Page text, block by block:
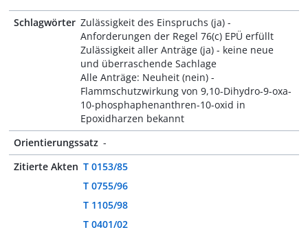
Schlagwörter Zulässigkeit des Einspruchs (ja) -
Anforderungen der Regel 76(c) EPÜ erfüllt
Zulässigkeit aller Anträge (ja) - keine neue
und überraschende Sachlage
Alle Anträge: Neuheit (nein) -
Flammschutzwirkung von 9,10-Dihydro-9-oxa-
10-phosphaphenanthren-10-oxid in
Epoxidharzen bekannt
Orientierungssatz -
Zitierte Akten T 0153/85
T 0755/96
T 1105/98
T 0401/02